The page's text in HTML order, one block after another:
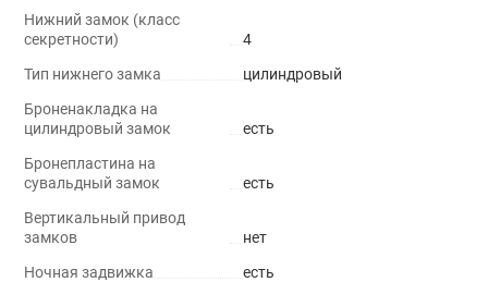
Нижний замок (класс
секретности)
4
Тип нижнего замка
цилиндровый
Броненакладка на
цилиндровый замок
есть
Бронепластина на
сувальдный замок
есть
Вертикальный привод
замков
нет
Ночная задвижка
есть